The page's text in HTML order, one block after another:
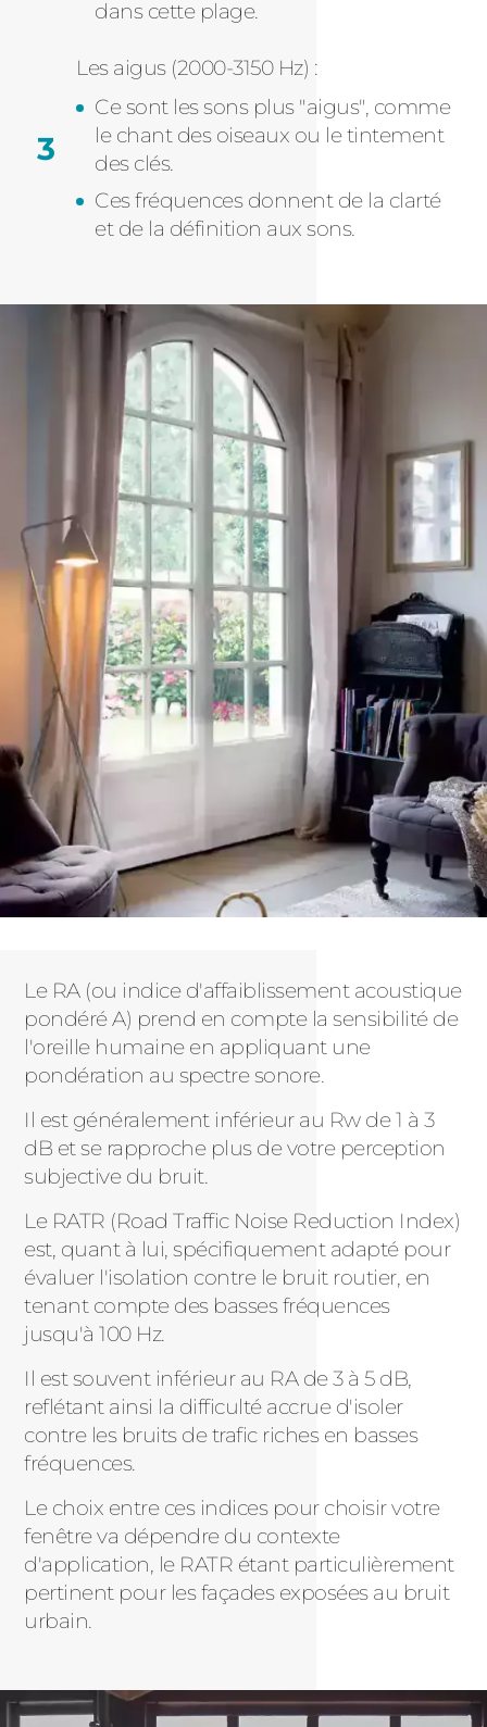
dans cette plage.
Les aigus (2000-3150 Hz) :
Ce sont les sons plus "aigus", comme
le chant des oiseaux ou le tintement
des clés.
Ces fréquences donnent de la clarté
et de la définition aux sons.
Le RA (ou indice d'affaiblissement acoustique
pondéré A) prend en compte la sensibilité de
l'oreille humaine en appliquant une
pondération au spectre sonore.
Il est généralement inférieur au Rw de 1 à 3
dB et se rapproche plus de votre perception
subjective du bruit.
Le RATR (Road Traffic Noise Reduction Index)
est, quant à lui, spécifiquement adapté pour
évaluer l'isolation contre le bruit routier, en
tenant compte des basses fréquences
jusqu'à 100 Hz.
Il est souvent inférieur au RA de 3 à 5 dB,
reflétant ainsi la difficulté accrue d'isoler
contre les bruits de trafic riches en basses
fréquences.
Le choix entre ces indices pour choisir votre
fenêtre va dépendre du contexte
d'application, le RATR étant particulièrement
pertinent pour les façades exposées au bruit
urbain.